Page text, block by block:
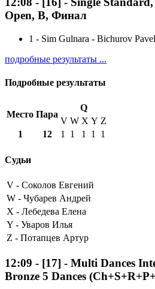
Open, B, Финал
1 - Sim Gulnara - Bichurov
подробные результаты ...
Подробные результаты
Место Пара
Q
V W X Y Z
1
12 1 1 1 1 1
Судьи
V - Соколов Евгений
W - Чубарев Андрей
X - Лебедева Елена
Y - Уваров Илья
Z - Потапцев Артур
12:09 - [17] - Multi Dances
Bronze 5 Dances